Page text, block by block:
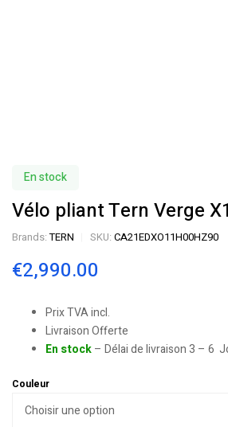
En stock
Vélo pliant Tern Verge
Brands:TERN SKU: CA21EDXO11H00HZ90
€2,990.00
Prix TVA incl.
Livraison Offerte
En stock– Délai de livraison 3 – 6
Couleur